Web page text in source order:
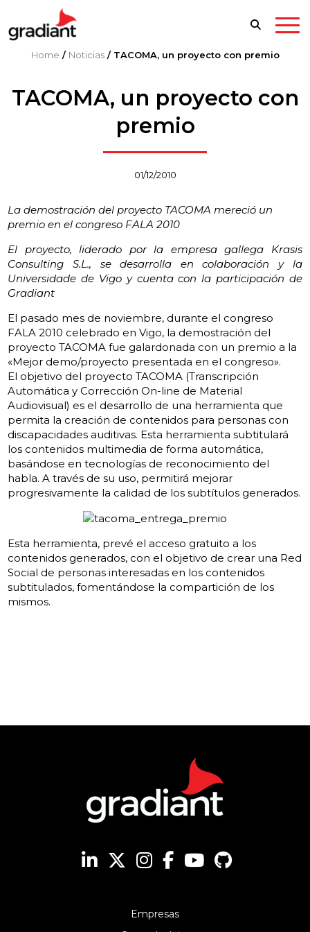
Home / Noticias/ TACOMA, un proyecto con premio
TACOMA, un proyecto con
premio
01/12/2010
La demostración del proyecto TACOMA mereció un
premio en el congreso FALA 2010
El proyecto, liderado por la empresa gallega Krasis
Consulting S.L., se desarrolla en colaboración y la
Universidade de Vigo y cuenta con la participación de
Gradiant
El pasado mes de noviembre, durante el congreso
FALA 2010 celebrado en Vigo, la demostración del
proyecto TACOMA fue galardonada con un premio a la
«Mejor demo/proyecto presentada en el congreso».
El objetivo del proyecto TACOMA (Transcripción
Automática y Corrección On-line de Material
Audiovisual) es el desarrollo de una herramienta que
permita la creación de contenidos para personas con
discapacidades auditivas. Esta herramienta subtitulará
los contenidos multimedia de forma automática,
basándose en tecnologías de reconocimiento del
habla. A través de su uso, permitirá mejorar
progresivamente la calidad de los subtítulos generados.
Esta herramienta, prevé el acceso gratuito a los
contenidos generados, con el objetivo de crear una Red
Social de personas interesadas en los contenidos
subtitulados, fomentándose la compartición de los
mismos.
Empresas